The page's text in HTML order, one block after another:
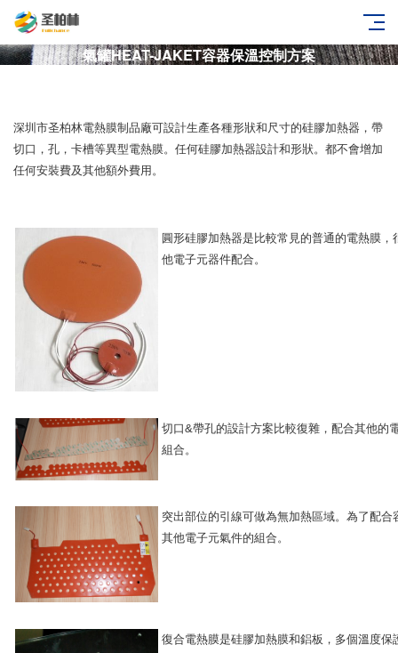
氣罐HEAT-JAKET容器保溫控制方案
深圳市圣柏林電熱膜制品廠可設計生產各種形狀和尺寸的硅膠加熱器，帶
切口，孔，卡槽等異型電熱膜。任何硅膠加熱器設計和形狀。都不會增加
任何安裝費及其他額外費用。
圓形硅膠加熱器是比較常見的普通的電熱膜，
他電子元器件配合。
切口&帶孔的設計方案比較復雜，配合其他的
組合。
突出部位的引線可做為無加熱區域。為了配合
其他電子元氣件的組合。
復合電熱膜是硅膠加熱膜和鋁板，多個溫度保